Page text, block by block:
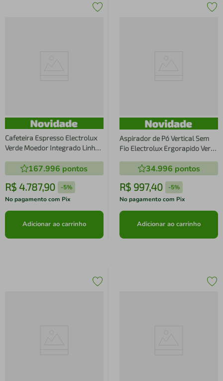
Cafeteira Espresso Electrolux
Verde Moedor Integrado Linha
(ECM95)167.996 pontos
R$ 4.787,90 -5%
No pagamento com Pix
Adicionar ao carrinho
Aspirador de Pó Vertical Sem
Fio Electrolux Ergorapido Verde
Estar (PTEC200)
34.996 pontos
R$ 997,40 -5%
No pagamento com Pix
Adicionar ao carrinho